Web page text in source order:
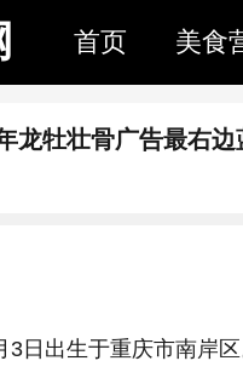
首页 美食
龙牡壮骨广告最右
3日出生于重庆市南岸